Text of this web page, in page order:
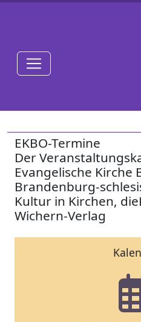
EKBO-Termine
Der
Evangelische Kirche
Brandenburg-
Kultur in Kirchen,
Wichern-Verlag